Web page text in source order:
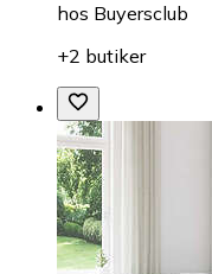
hos Buyersclub
+2 butiker